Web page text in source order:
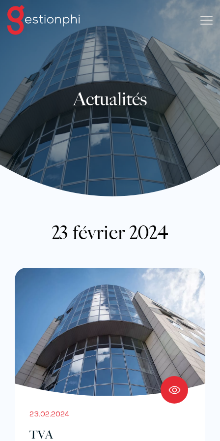
Actualités
23 février 2024
23.02.2024
TVA